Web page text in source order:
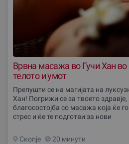
Врвна масажа во Гучи Хан во
телото и умот
Препушти се на магијата на
Хан! Погрижи се за твоето здравје,
благосостојба со масажа која ќе
стрес и ќе те подготви за нови
Скопjе 20 минути